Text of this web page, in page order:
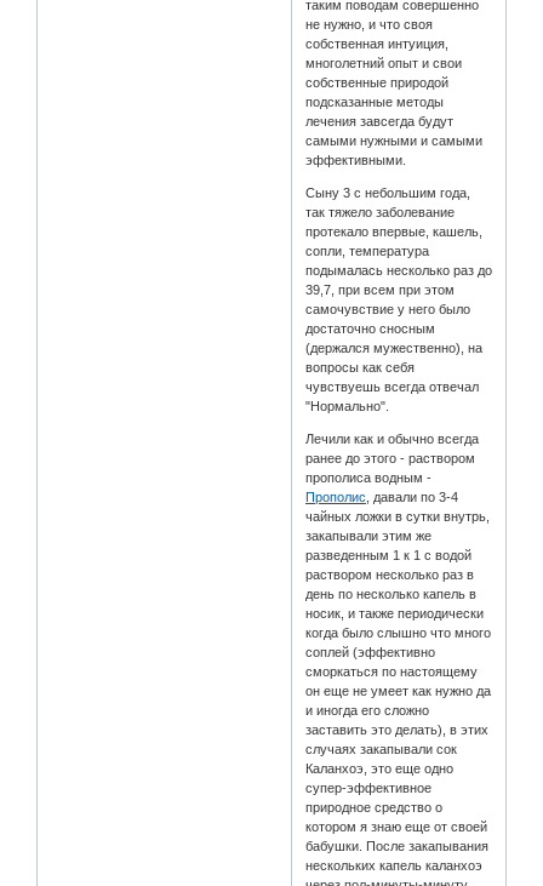
таким поводам совершенно
не нужно, и что своя
собственная интуиция,
многолетний опыт и свои
собственные природой
подсказанные методы
лечения завсегда будут
самыми нужными и самыми
эффективными.
Сыну 3 с небольшим года,
так тяжело заболевание
протекало впервые, кашель,
сопли, температура
подымалась несколько раз до
39,7, при всем при этом
самочувствие у него было
достаточно сносным
(держался мужественно), на
вопросы как себя
чувствуешь всегда отвечал
"Нормально".
Лечили как и обычно всегда
ранее до этого - раствором
прополиса водным -
Прополис, давали по 3-4
чайных ложки в сутки внутрь,
закапывали этим же
разведенным 1 к 1 с водой
раствором несколько раз в
день по несколько капель в
носик, и также периодически
когда было слышно что много
соплей (эффективно
сморкаться по настоящему
он еще не умеет как нужно да
и иногда его сложно
заставить это делать), в этих
случаях закапывали сок
Каланхоэ, это еще одно
супер-эффективное
природное средство о
котором я знаю еще от своей
бабушки. После закапывания
нескольких капель каланхоэ